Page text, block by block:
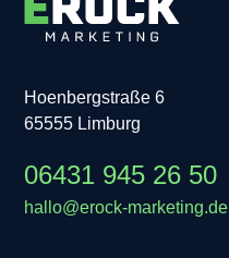
Hoenbergstraße 6
65555 Limburg
06431 945 26 50
hallo@erock-marketing.de